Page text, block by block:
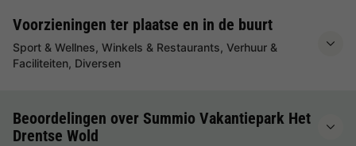
Voorzieningen ter plaatse en in de buurt
Sport & Wellnes, Winkels & Restaurants, Verhuur &
Faciliteiten, Diversen
Beoordelingen over Summio Vakantiepark Het
Drentse Wold